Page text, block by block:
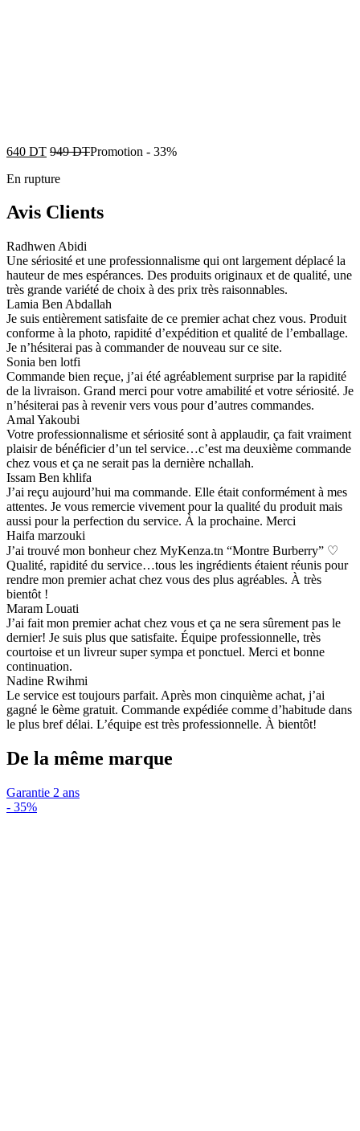
640 DT 949DTPromotion - 33%
En rupture
Avis Clients
Radhwen Abidi
Une sériosité et une professionnalisme qui ont largement déplacé la
hauteur de mes espérances. Des produits originaux et de qualité, une
très grande variété de choix à des prix très raisonnables.
Lamia Ben Abdallah
Je suis entièrement satisfaite de ce premier achat chez vous. Produit
conforme à la photo, rapidité d’expédition et qualité de l’emballage.
Je n’hésiterai pas à commander de nouveau sur ce site.
Sonia ben lotfi
Commande bien reçue, j’ai été agréablement surprise par la rapidité
de la livraison. Grand merci pour votre amabilité et votre sériosité. Je
n’hésiterai pas à revenir vers vous pour d’autres commandes.
Amal Yakoubi
Votre professionnalisme et sériosité sont à applaudir, ça fait vraiment
plaisir de bénéficier d’un tel service…c’est ma deuxième commande
chez vous et ça ne serait pas la dernière nchallah.
Issam Ben khlifa
J’ai reçu aujourd’hui ma commande. Elle était conformément à mes
attentes. Je vous remercie vivement pour la qualité du produit mais
aussi pour la perfection du service. À la prochaine. Merci
Haifa marzouki
J’ai trouvé mon bonheur chez MyKenza.tn “Montre Burberry” ♡
Qualité, rapidité du service…tous les ingrédients étaient réunis pour
rendre mon premier achat chez vous des plus agréables. À très
bientôt !
Maram Louati
J’ai fait mon premier achat chez vous et ça ne sera sûrement pas le
dernier! Je suis plus que satisfaite. Équipe professionnelle, très
courtoise et un livreur super sympa et ponctuel. Merci et bonne
continuation.
Nadine Rwihmi
Le service est toujours parfait. Après mon cinquième achat, j’ai
gagné le 6ème gratuit. Commande expédiée comme d’habitude dans
le plus bref délai. L’équipe est très professionnelle. À bientôt!
De la même marque
Garantie 2 ans
- 35%